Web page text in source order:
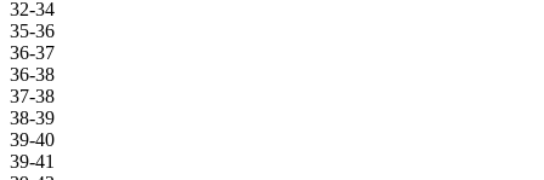
32-34
35-36
36-37
36-38
37-38
38-39
39-40
39-41